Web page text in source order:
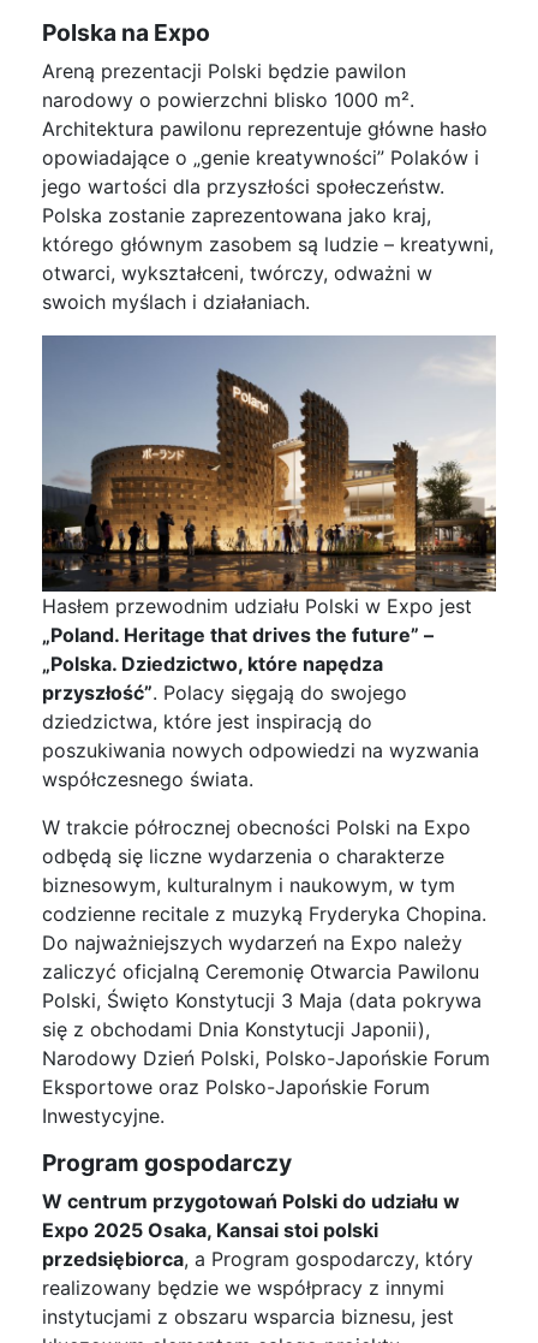
Polska na Expo
Areną prezentacji Polski będzie pawilon
narodowy o powierzchni blisko 1000 m².
Architektura pawilonu reprezentuje główne hasło
opowiadające o „genie kreatywności” Polaków i
jego wartości dla przyszłości społeczeństw.
Polska zostanie zaprezentowana jako kraj,
którego głównym zasobem są ludzie – kreatywni,
otwarci, wykształceni, twórczy, odważni w
swoich myślach i działaniach.
Hasłem przewodnim udziału Polski w Expo jest
„Poland. Heritage that drives the future” –
„Polska. Dziedzictwo, które napędza
przyszłość”. Polacy sięgają do swojego
dziedzictwa, które jest inspiracją do
poszukiwania nowych odpowiedzi na wyzwania
współczesnego świata.
W trakcie półrocznej obecności Polski na Expo
odbędą się liczne wydarzenia o charakterze
biznesowym, kulturalnym i naukowym, w tym
codzienne recitale z muzyką Fryderyka Chopina.
Do najważniejszych wydarzeń na Expo należy
zaliczyć oficjalną Ceremonię Otwarcia Pawilonu
Polski, Święto Konstytucji 3 Maja (data pokrywa
się z obchodami Dnia Konstytucji Japonii),
Narodowy Dzień Polski, Polsko-Japońskie Forum
Eksportowe oraz Polsko-Japońskie Forum
Inwestycyjne.
Program gospodarczy
W centrum przygotowań Polski do udziału w
Expo 2025 Osaka, Kansai stoi polski
przedsiębiorca, a Program gospodarczy, który
realizowany będzie we współpracy z innymi
instytucjami z obszaru wsparcia biznesu, jest